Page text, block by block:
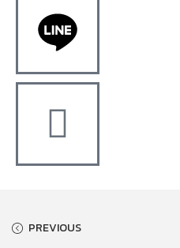
PREVIOUS